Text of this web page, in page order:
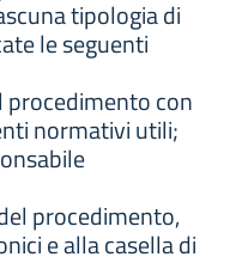
tipologia di
le seguenti
procedimento con
normativi utili;
procedimento,
e alla casella di